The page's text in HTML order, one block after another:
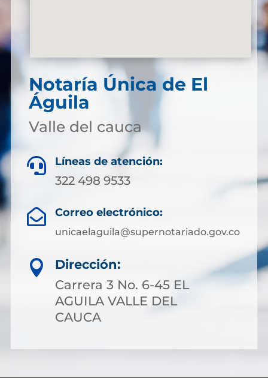
Notaría Única de El
Águila
Valle del cauca
 Líneas de atención:
322 498 9533
 Correo electrónico:
unicaelaguila@supernotariado.gov.co

Dirección:
Carrera 3 No. 6-45 EL
AGUILA VALLE DEL
CAUCA